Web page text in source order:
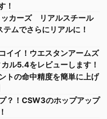
！
カーズ リアルスチール
ムでさらにリアルに！
イイ！ウエスタンアームズ
ル5.4をレビューします！
トの命中精度を簡単に上げ
？！CSW3のホップアップ